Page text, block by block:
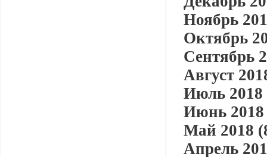
Ноябрь
Октябрь
Сентябрь
Август
Июль 2018
Июнь 2018
Май 2018
Апрель